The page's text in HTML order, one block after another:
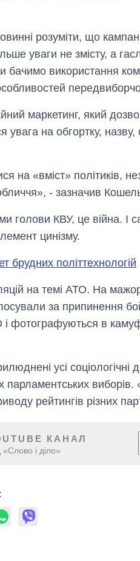
розуміти, що
уваги не змісту, а
бачимо використання
маркетинг, який
увага на обгортку,
на «вміст» політиків,
- зазначив
голови КВУ, це війна. І
цинізму.
брудних політтехнологій
на темі АТО. На
за припинення
і фотографуються в
усі соціологічні
парламентських виборів.
рейтингів різних
КАНАЛ
«Слово і діло»